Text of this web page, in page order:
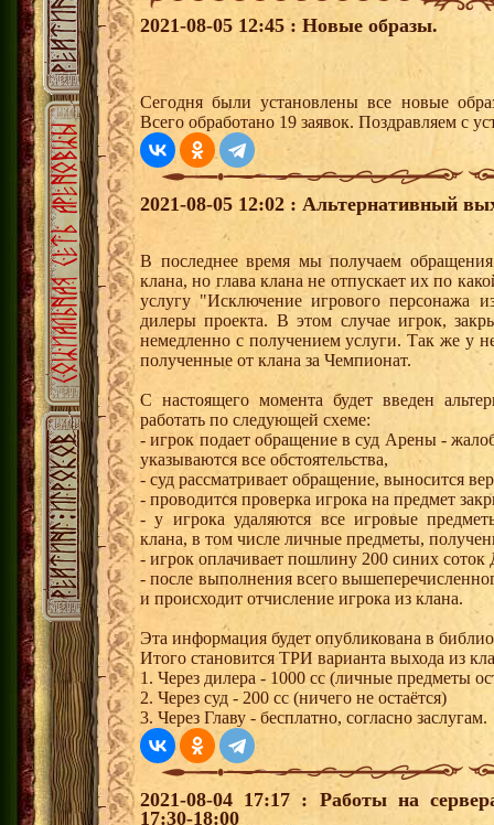
2021-08-05 12:45 : Новые образы.
Сегодня были установлены все новые
Всего обработано 19 заявок. Поздравляем с
2021-08-05 12:02 : Альтернативный
В последнее время мы получаем
клана, но глава клана не отпускает их по
услугу "Исключение игрового персонажа
дилеры проекта. В этом случае игрок,
немедленно с получением услуги. Так же у
полученные от клана за Чемпионат.
С настоящего момента будет введен
работать по следующей схеме:
- игрок подает обращение в суд Арены -
указываются все обстоятельства,
- суд рассматривает обращение, выносится
- проводится проверка игрока на предмет
- у игрока удаляются все игровые
клана, в том числе личные предметы,
- игрок оплачивает пошлину 200 синих соток
- после выполнения всего
и происходит отчисление игрока из клана.
Эта информация будет опубликована в
Итого становится ТРИ варианта выхода из
1. Через дилера - 1000 сс (личные предметы
2. Через суд - 200 сс (ничего не остаётся)
3. Через Главу - бесплатно, согласно заслугам.
2021-08-04 17:17 : Работы на
17:30-18:00